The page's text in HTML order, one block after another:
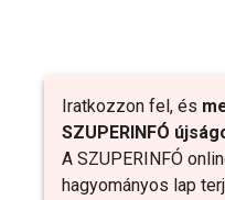
Iratkozzon fel, és
SZUPERINFÓ
A SZUPERINFÓ
hagyományos lap